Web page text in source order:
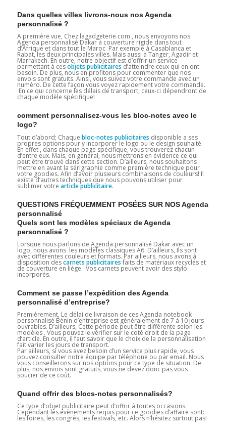
Dans quelles villes livrons-nous nos Agenda
personnalisé ?
A première vue, Chez lagadgeterie.com , nous envoyons nos
Agenda personnalisé Dakar à couverture rigide dans tout
d’Afrique et dans tout le Maroc Par exemple à Casablanca et
Rabat, les deux principales villes. Mais aussi à Tanger, Agadir et
Marrakech. En outre, notre objectif est d’offrir un service
permettant à cesobjets publicitaires d’atteindre ceux qui en ont
besoin. De plus, nous en profitons pour commenter que nos
envois sont gratuits. Ainsi, vous suivez votre commande avec un
numéro. De cette façon vous voyez rapidement votre commande.
En ce qui concerne les délais de transport, ceux-ci dépendront de
chaque modèle spécifique!
comment personnalisez-vous les bloc-notes avec le
logo?
Tout d’abord; Chaque bloc-notes publicitaires disponible a ses
propres options pour y incorporer le logo ou le design souhaité.
En effet , dans chaque page spécifique, vous trouverez chacun
d’entre eux. Mais, en général, nous mettrons en évidence ce qui
peut être trouvé dans cette section. D’ailleurs, nous souhaitons
mettre en avant la sérigraphie comme première technique pour
votre goodies. Afin d’avoir plusieurs combinaisons de couleurs! Il
existe d’autres techniques que nous pouvons utiliser pour
sublimer votre article publicitaire.
QUESTIONS FRÉQUEMMENT POSÉES SUR NOS Agenda
personnalisé
Quels sont les modèles spéciaux de Agenda
personnalisé ?
Lorsque nous parlons de Agenda personnalisé Dakar avec un
logo, nous avons les modèles classiques A6. D’ailleurs, Ils sont
avec différentes couleurs et formats. Par ailleurs, nous avons à
disposition descarnets publicitaires faits de matériaux recyclés et
de couverture en liège. Vos carnets peuvent avoir des stylo
incorporés.
Comment se passe l’expédition des Agenda
personnalisé d’entreprise?
Premièrement, Le délai de livraison de ces Agenda notebook
personnalisé Bénin d’entreprise est généralement de 7 à 10 jours
ouvrables. D’ailleurs, Cette période peut être différente selon les
modèles . Vous pouvez le vérifier sur le coté droit de la page
d’article. En outre, il faut savoir que le choix de la personnalisation
fait varier les jours de transport.
Par ailleurs, si vous avez besoin d’un service plus rapide, vous
pouvez consulter notre équipe par téléphone ou par email. Nous
vous conseillerons sur nos options pour ce type de situation. De
plus, nos envois sont gratuits, vous ne devez donc pas vous
soucier de ce coût.
Quand offrir des blocs-notes personnalisés?
Ce type d’objet publicitaire peut d’offrir à toutes occasions.
Cependant les évènements requis pour ce goodies d’affaire sont:
les foires, les congrès, les festivals, etc. Alors n’hésitez surtout pas!